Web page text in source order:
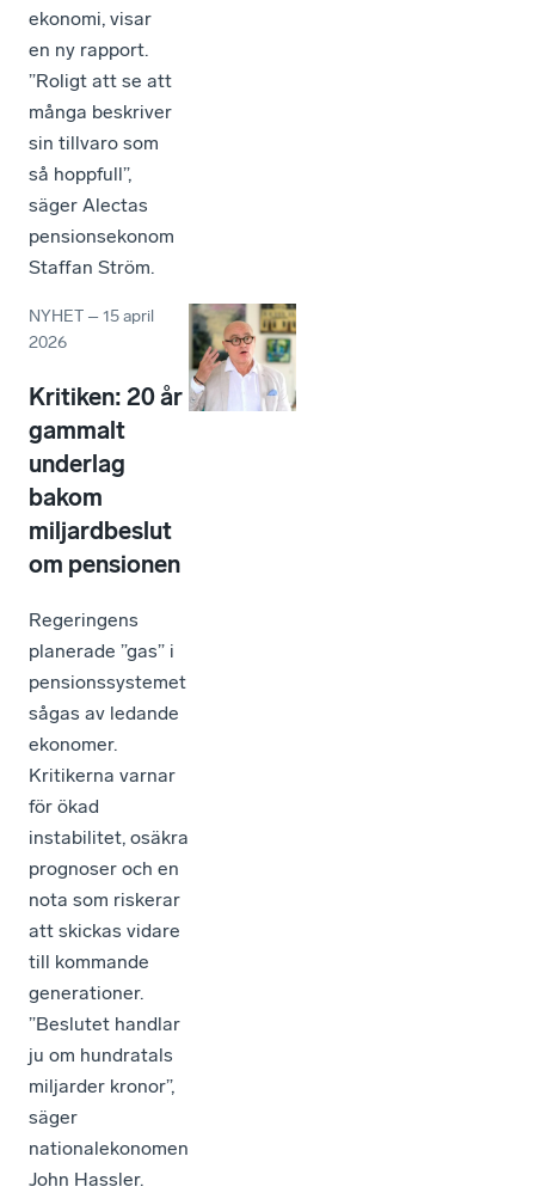
ekonomi, visar
en ny rapport.
”Roligt att se att
många beskriver
sin tillvaro som
så hoppfull”,
säger Alectas
pensionsekonom
Staffan Ström.
NYHET –15 april
2026
Kritiken: 20 år
gammalt
underlag
bakom
miljardbeslut
om pensionen
Regeringens
planerade ”gas” i
pensionssystemet
sågas av ledande
ekonomer.
Kritikerna varnar
för ökad
instabilitet, osäkra
prognoser och en
nota som riskerar
att skickas vidare
till kommande
generationer.
”Beslutet handlar
ju om hundratals
miljarder kronor”,
säger
nationalekonomen
John Hassler.